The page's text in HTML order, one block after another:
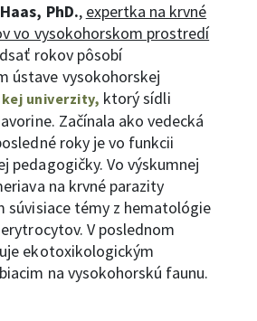
PhD., expertka na krvné
vo vysokohorskom prostredí
rokov pôsobí
ústave vysokohorskej
univerzity, ktorý sídli
Začínala ako vedecká
roky je vo funkcii
pedagogičky. Vo výskumnej
na krvné parazity
súvisiace témy z hematológie
V poslednom
ekotoxikologickým
na vysokohorskú faunu.